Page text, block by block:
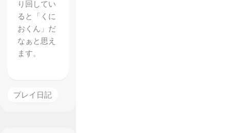
り回してい
ると「くに
おくん」だ
なぁと思え
ます。
プレイ日記
チェイ
ン】レ
ビュ
ー 鎖
で繋い
だ相棒